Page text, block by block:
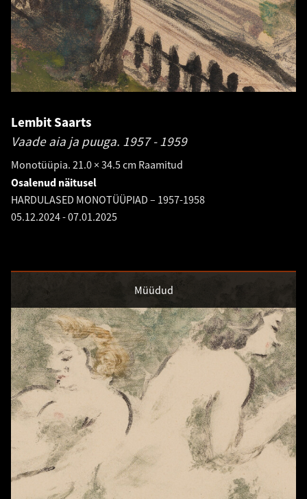
Lembit Saarts
Vaade aia ja puuga. 1957 - 1959
Monotüüpia. 21.0 × 34.5 cm Raamitud
Osalenud näitusel
HARDULASED MONOTÜÜPIAD – 1957-1958
05.12.2024-07.01.2025
Müüdud